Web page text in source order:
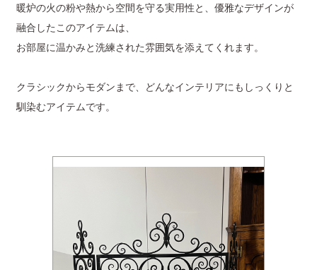
暖炉の火の粉や熱から空間を守る実用性と、優雅なデザインが
融合したこのアイテムは、
お部屋に温かみと洗練された雰囲気を添えてくれます。
クラシックからモダンまで、どんなインテリアにもしっくりと
馴染むアイテムです。